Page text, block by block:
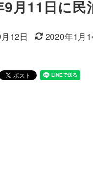
9月11日に民
12日
更新日
2020年1月